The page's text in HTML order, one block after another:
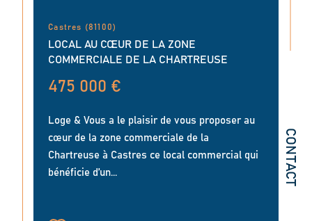
CONTACT
Castres (81100)
LOCAL AU CŒUR DE LA ZONE
COMMERCIALE DE LA CHARTREUSE
475 000 €
Loge & Vous a le plaisir de vous proposer au
cœur de la zone commerciale de la
Chartreuse à Castres ce local commercial qui
bénéficie d’un...